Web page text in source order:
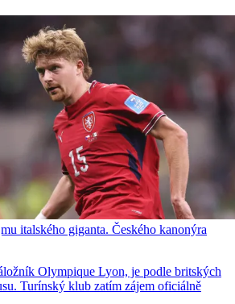
italského giganta. Českého kanonýra
Olympique Lyon, je podle britských
Turínský klub zatím zájem oficiálně